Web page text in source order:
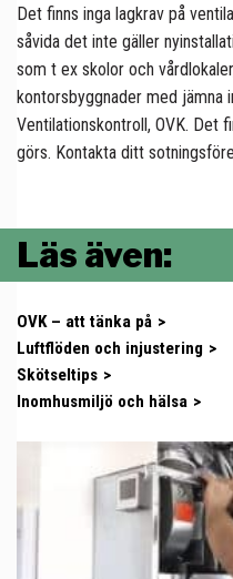
Det finns inga lagkrav på
såvida det inte gäller
som t ex skolor och
kontorsbyggnader med jämna
Ventilationskontroll, OVK. Det
görs. Kontakta ditt
Läs även:
OVK – att tänka på
Luftflöden och injustering
Skötseltips
Inomhusmiljö och hälsa